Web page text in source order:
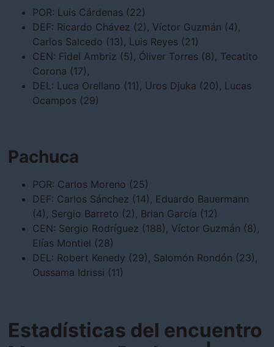
POR: Luis Cárdenas (22)
DEF: Ricardo Chávez (2), Víctor Guzmán (4),
Carlos Salcedo (13), Luis Reyes (21)
CEN: Fidel Ambriz (5), Óliver Torres (8), Tecatito
Corona (17),
DEL: Luca Orellano (11), Uros Djuka (20), Lucas
Ocampos (29)
Pachuca
POR: Carlos Moreno (25)
DEF: Carlos Sánchez (14), Eduardo Bauermann
(4), Sergio Barreto (2), Brian García (12)
CEN: Sergio Rodríguez (188), Víctor Guzmán (8),
Elías Montiel (28)
DEL: Robert Kenedy (29), Salomón Rondón (23),
Oussama Idrissi (11)
Estadísticas del encuentro